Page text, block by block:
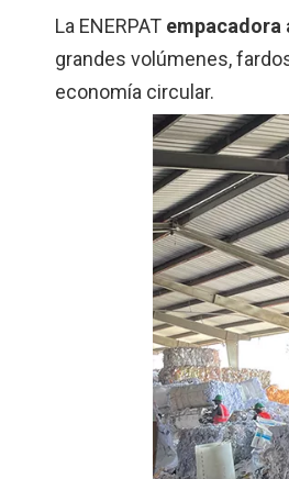
La ENERPAT empacadora
grandes volúmenes,
economía circular.